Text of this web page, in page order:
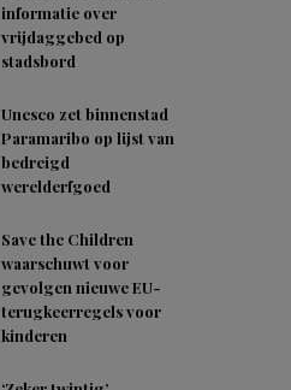
informatie over
vrijdaggebed op
stadsbord
Unesco zet binnenstad
Paramaribo op lijst van
bedreigd
werelderfgoed
Save the Children
waarschuwt voor
gevolgen nieuwe EU-
terugkeerregels voor
kinderen